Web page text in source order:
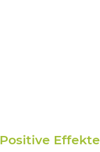
Positive Effekte